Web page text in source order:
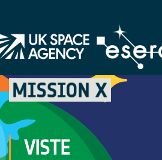
VISTE